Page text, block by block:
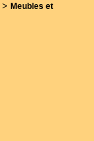
> Meubles et